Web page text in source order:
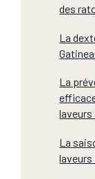
des
La
La
laveurs
La
laveurs